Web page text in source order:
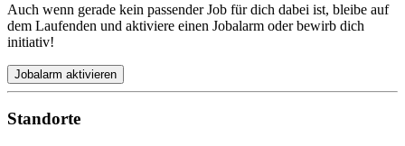
Auch wenn gerade kein passender Job für dich dabei ist, bleibe auf
dem Laufenden und aktiviere einen Jobalarm oder bewirb dich
initiativ!
Jobalarm aktivieren
Standorte